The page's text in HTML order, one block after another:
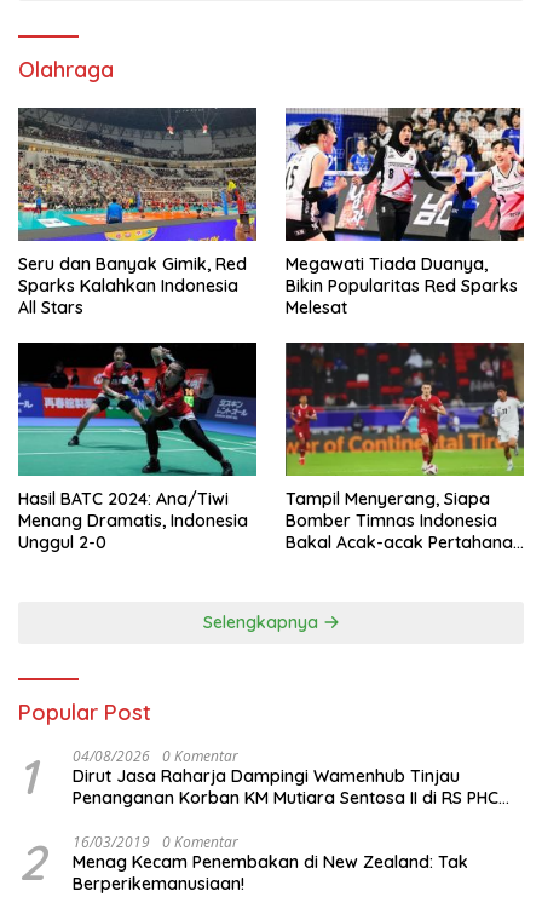
Olahraga
Seru dan Banyak Gimik, Red
Sparks Kalahkan Indonesia
All Stars
Megawati Tiada Duanya,
Bikin Popularitas Red Sparks
Melesat
Hasil BATC 2024: Ana/Tiwi
Menang Dramatis, Indonesia
Unggul 2-0
Tampil Menyerang, Siapa
Bomber Timnas Indonesia
Bakal Acak-acak Pertahanan
Selengkapnya
Popular Post
1 04/08/2026 0 Komentar
Dirut Jasa Raharja Dampingi Wamenhub Tinjau
Penanganan Korban KM Mutiara Sentosa II di RS PHC
2 16/03/2019 0 Komentar
Menag Kecam Penembakan di New Zealand: Tak
Berperikemanusiaan!